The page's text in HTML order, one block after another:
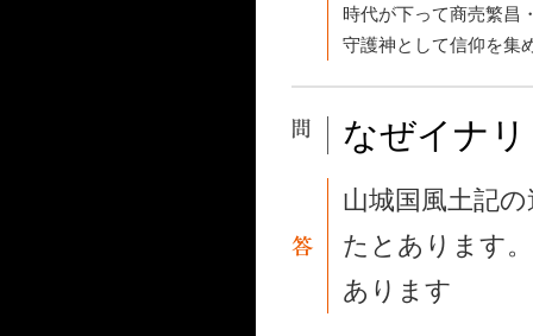
時代が下って商売繁昌
守護神として信仰を集
なぜイナ
山城国風土記
たとあります
あります